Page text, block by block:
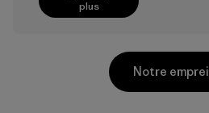
plus
Notre